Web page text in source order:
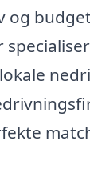
og